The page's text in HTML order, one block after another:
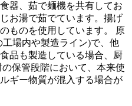
器、茹で麺機を共有してお
お湯で茹でています。揚げ
ものを使用しています。 原
場内や製造ライン)で、他
品も製造している場合、厨
保管段階において、本来使
ギー物質が混入する場合が